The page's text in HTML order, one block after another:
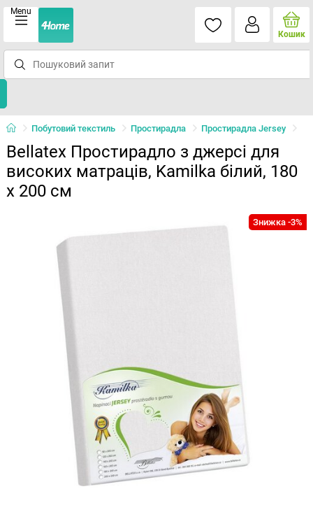
Menu
Кошик
Побутовий текстиль Простирадла Простирадла Jersey
Bellatex Простирадло з джерсі для
високих матраців, Kamilka білий, 180
x 200 см
Знижка -3%